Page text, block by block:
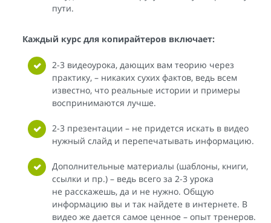
пути.
Каждый курс для копирайтеров включает:
2-3 видеоурока, дающих вам теорию через
практику, – никаких сухих фактов, ведь всем
известно, что реальные истории и примеры
воспринимаются лучше.
2-3 презентации – не придется искать в видео
нужный слайд и перепечатывать информацию.
Дополнительные материалы (шаблоны, книги,
ссылки и пр.) – ведь всего за 2-3 урока
не расскажешь, да и не нужно. Общую
информацию вы и так найдете в интернете. В
видео же дается самое ценное – опыт тренеров.